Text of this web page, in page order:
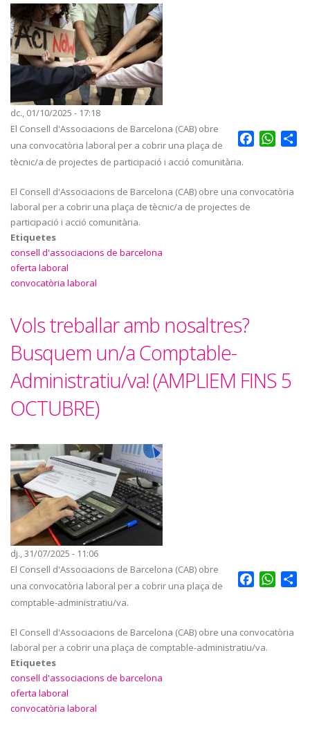
dc., 01/10/2025 - 17:18
Facebook
El Consell d'Associacions de Barcelona (CAB) obre
una convocatòria laboral per a cobrir una plaça de
tècnic/a de projectes de participació i acció comunitària.
El Consell d'Associacions de Barcelona (CAB) obre una convocatòria
laboral per a cobrir una plaça de tècnic/a de projectes de
participació i acció comunitària.
Etiquetes
consell d'associacions de barcelona
oferta laboral
convocatòria laboral
Vols treballar amb nosaltres?
Busquem un/a Comptable-
Administratiu/va! (AMPLIEM FINS 5
OCTUBRE)
dj., 31/07/2025 - 11:06
Facebook
El Consell d'Associacions de Barcelona (CAB) obre
una convocatòria laboral per a cobrir una plaça de
comptable-administratiu/va.
El Consell d'Associacions de Barcelona (CAB) obre una convocatòria
laboral per a cobrir una plaça de comptable-administratiu/va.
Etiquetes
consell d'associacions de barcelona
oferta laboral
convocatòria laboral